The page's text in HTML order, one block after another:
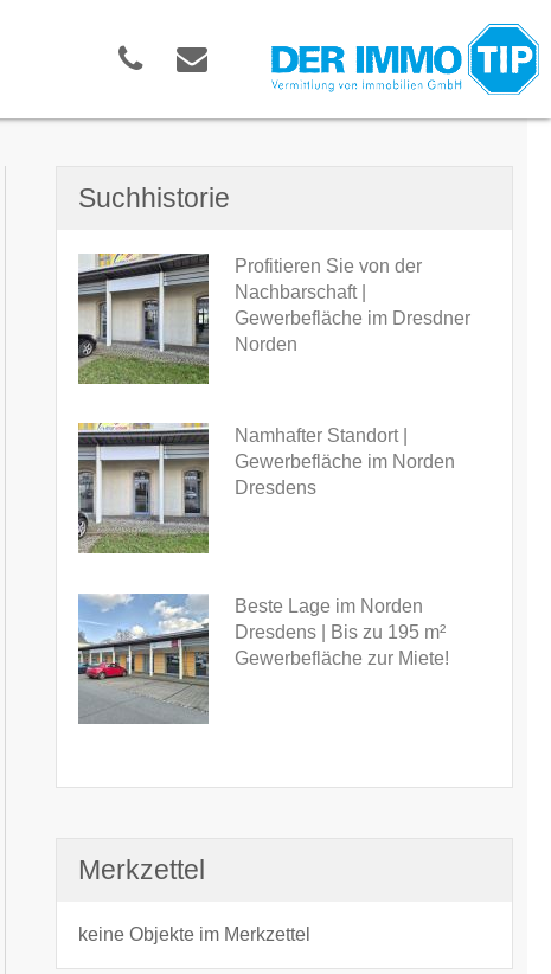
Suchhistorie
Profitieren Sie von der
Nachbarschaft |
Gewerbefläche im Dresdner
Norden
Namhafter Standort |
Gewerbefläche im Norden
Dresdens
Beste Lage im Norden
Dresdens | Bis zu 195 m²
Gewerbefläche zur Miete!
Merkzettel
keine Objekte im Merkzettel